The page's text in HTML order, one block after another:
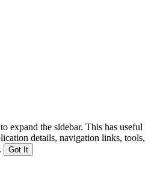
expand the sidebar. This has useful
details, navigation links, tools,
Got It